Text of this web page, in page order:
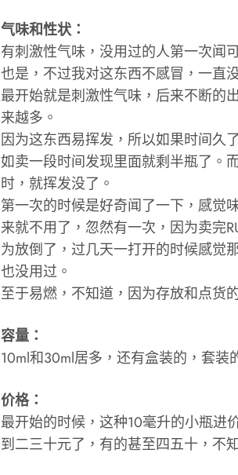
气味和性状：
有刺激性气味，没用过的人第一次闻
也是，不过我对这东西不感冒，一直
最开始就是刺激性气味，后来不断的
来越多。
因为这东西易挥发，所以如果时间久
如卖一段时间发现里面就剩半瓶了。
时，就挥发没了。
第一次的时候是好奇闻了一下，感觉
来就不用了，忽然有一次，因为卖完
为放倒了，过几天一打开的时候感觉
也没用过。
至于易燃，不知道，因为存放和点货
容量：
10ml和30ml居多，还有盒装的，套装
价格：
最开始的时候，这种10毫升的小瓶进
到二三十元了，有的甚至四五十，不